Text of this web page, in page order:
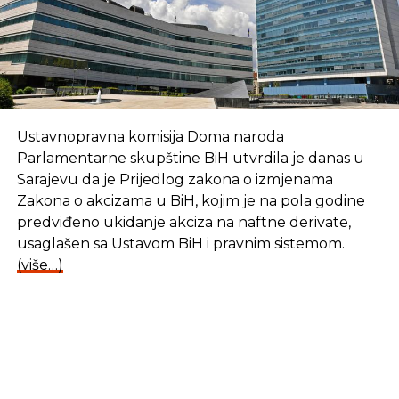
SLIČNE TEME:
SLEDEĆI
Mjere za smanjenje cijena u mobilnoj
telefoniji stupaju na snagu
NE PROPUSTITE
Ustavnopravna komisija Doma naroda
Parlamentarne skupštine BiH utvrdila je danas u
Sarajevu da je Prijedlog zakona o izmjenama
Zakona o akcizama u BiH, kojim je na pola godine
predviđeno ukidanje akciza na naftne derivate,
usaglašen sa Ustavom BiH i pravnim sistemom.
(više…)